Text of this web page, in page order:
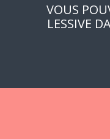
VOUS
LESSIVE